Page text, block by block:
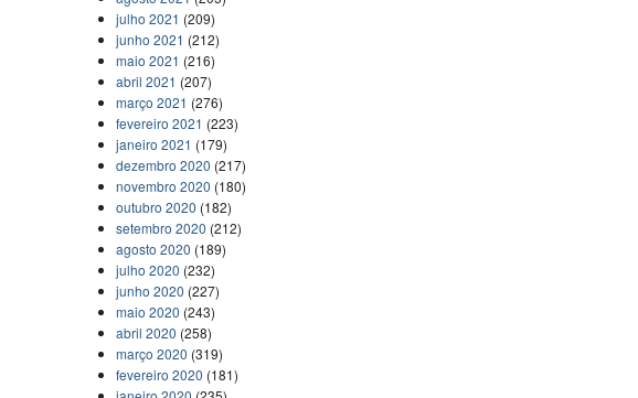
julho 2021 (209)
junho 2021 (212)
maio 2021 (216)
abril 2021 (207)
março 2021 (276)
fevereiro 2021 (223)
janeiro 2021 (179)
dezembro 2020 (217)
novembro 2020 (180)
outubro 2020 (182)
setembro 2020 (212)
agosto 2020 (189)
julho 2020 (232)
junho 2020 (227)
maio 2020 (243)
abril 2020 (258)
março 2020 (319)
fevereiro 2020 (181)